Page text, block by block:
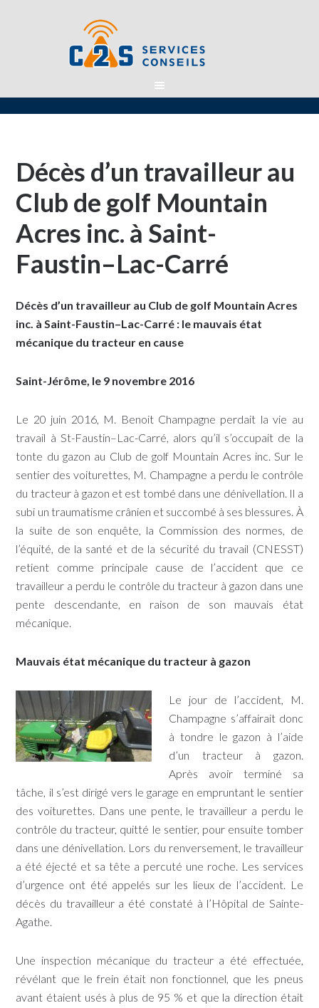
Décès d’un travailleur au
Club de golf Mountain
Acres inc. à Saint-
Faustin–Lac-Carré
Décès d’un travailleur au Club de golf Mountain Acres
inc. à Saint-Faustin–Lac-Carré : le mauvais état
mécanique du tracteur en cause
Saint-Jérôme, le 9 novembre 2016
Le 20 juin 2016, M. Benoit Champagne perdait la vie au
travail à St-Faustin–Lac-Carré, alors qu’il s’occupait de la
tonte du gazon au Club de golf Mountain Acres inc. Sur le
sentier des voiturettes, M. Champagne a perdu le contrôle
du tracteur à gazon et est tombé dans une dénivellation. Il a
subi un traumatisme crânien et succombé à ses blessures. À
la suite de son enquête, la Commission des normes, de
l’équité, de la santé et de la sécurité du travail (CNESST)
retient comme principale cause de l’accident que ce
travailleur a perdu le contrôle du tracteur à gazon dans une
pente descendante, en raison de son mauvais état
mécanique.
Mauvais état mécanique du tracteur à gazon
Le jour de l’accident, M.
Champagne s’affairait donc
à tondre le gazon à l’aide
d’un tracteur à gazon.
Après avoir terminé sa
tâche, il s’est dirigé vers le garage en empruntant le sentier
des voiturettes. Dans une pente, le travailleur a perdu le
contrôle du tracteur, quitté le sentier, pour ensuite tomber
dans une dénivellation. Lors du renversement, le travailleur
a été éjecté et sa tête a percuté une roche. Les services
d’urgence ont été appelés sur les lieux de l’accident. Le
décès du travailleur a été constaté à l’Hôpital de Sainte-
Agathe.
Une inspection mécanique du tracteur a été effectuée,
révélant que le frein était non fonctionnel, que les pneus
avant étaient usés à plus de 95 % et que la direction était